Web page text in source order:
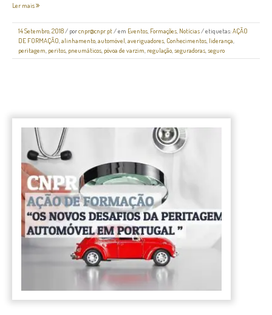
Ler mais
14 Setembro, 2018/ porcnpr@cnpr.pt/ em Eventos, Formações, Notícias/ etiquetas:AÇÃO
DE FORMAÇÃO,alinhamento,automóvel,averiguadores, Conhecimentos, liderança,
peritagem, peritos, pneumáticos, póvoa de varzim, regulação,seguradoras,seguro